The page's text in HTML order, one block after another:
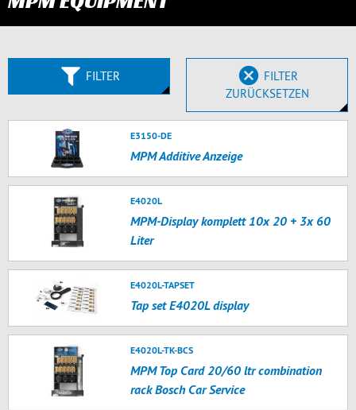
FILTER
FILTER
ZURÜCKSETZEN
E3150-DE
MPM Additive Anzeige
E4020L
MPM-Display komplett 10x 20 + 3x 60
Liter
E4020L-TAPSET
Tap set E4020L display
E4020L-TK-BCS
MPM Top Card 20/60 ltr combination
rack Bosch Car Service